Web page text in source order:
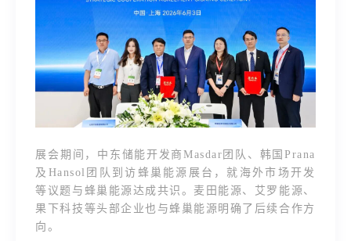
展会期间，中东储能开发商Masdar团队、韩国Prana
及Hansol团队到访蜂巢能源展台，就海外市场开发
等议题与蜂巢能源达成共识。麦田能源、艾罗能源、
果下科技等头部企业也与蜂巢能源明确了后续合作方
向。